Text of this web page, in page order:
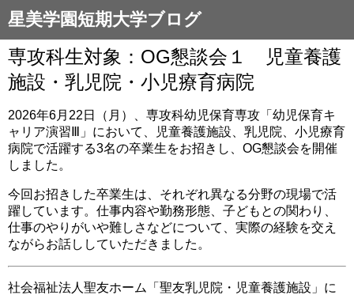
星美学園短期大学ブログ
専攻科生対象：OG懇談会１ 児童養護
施設・乳児院・小児療育病院
2026年6月22日（月）、専攻科幼児保育専攻「幼児保育キ
ャリア演習Ⅲ」において、児童養護施設、乳児院、小児療育
病院で活躍する3名の卒業生をお招きし、OG懇談会を開催
しました。
今回お招きした卒業生は、それぞれ異なる分野の現場で活
躍しています。仕事内容や勤務形態、子どもとの関わり、
仕事のやりがいや難しさなどについて、実際の経験を交え
ながらお話ししていただきました。
社会福祉法人聖友ホーム「聖友乳児院・児童養護施設」に